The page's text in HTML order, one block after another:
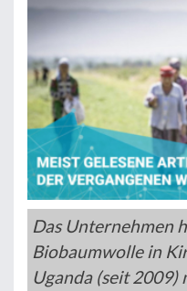
Das Unternehmen
Biobaumwolle in
Uganda (seit